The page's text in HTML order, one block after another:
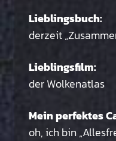
Lieblingsbuch:
derzeit
Lieblingsfilm:
der Wolkenatlas
Mein perfektes
oh, ich bin